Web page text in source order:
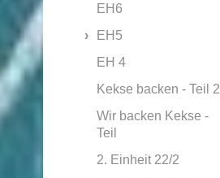
EH6
EH5
EH 4
Kekse backen - Teil 2
Wir backen Kekse -
Teil
2. Einheit 22/2